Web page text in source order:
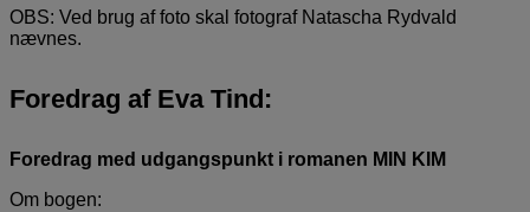
OBS: Ved brug af foto skal fotograf Natascha Rydvald
nævnes.
Foredrag af Eva Tind:
Foredrag med udgangspunkt i romanen MIN KIM
Om bogen: